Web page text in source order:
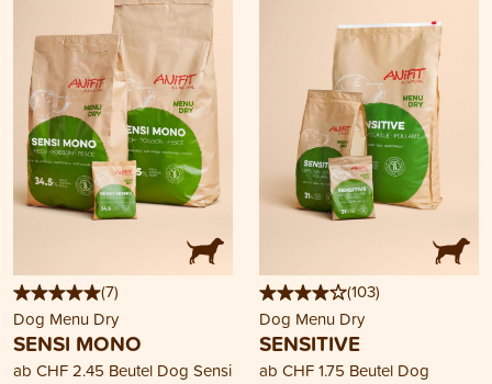
(7)
Dog Menu Dry
SENSI MONO
ab CHF 2.45 Beutel Dog Sensi
(103)
Dog Menu Dry
SENSITIVE
ab CHF 1.75 Beutel Dog